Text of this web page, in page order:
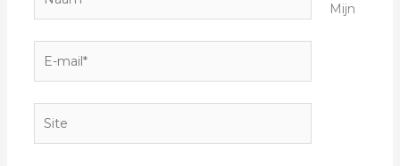
mail*
Mijn